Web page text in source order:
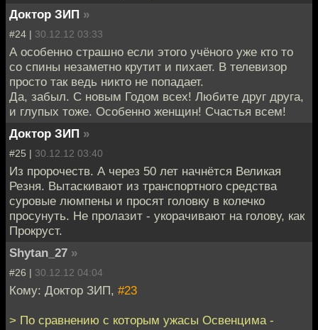
Доктор ЗИП »
#24 | 30.12.12 03:33
А особенно страшно если этого учёного уже кто то
со спины незаметно крутит и пихает. В телевизор
просто так ведь никто не попадает.
Да, забыл. С новым Годом всех! Любите друг друга,
и глупых тоже. Особенно женщин! Счастья всем!
Доктор ЗИП »
#25 | 30.12.12 03:40
Из пророчеств. А через 50 лет начнётся Великая
Резня. Вытаскивают из транспортного средства
суровые люмпены и просят головку в колечко
просунуть. Не пролазит - укорачивают на голову, как
Прокруст.
Shytan_27 »
#26 | 30.12.12 04:04
Кому: Доктор ЗИП, #23
> По сравнению с которым ужасы Освенцима -